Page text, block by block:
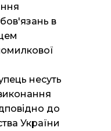
в
несуть
до
України